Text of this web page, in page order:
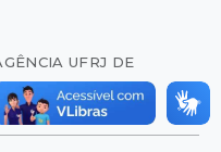
UFRJ DE